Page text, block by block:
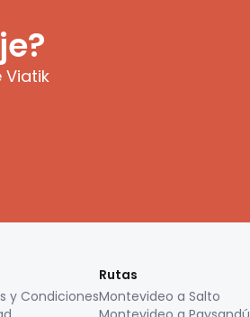
y Condiciones
Rutas
Montevideo a Salto